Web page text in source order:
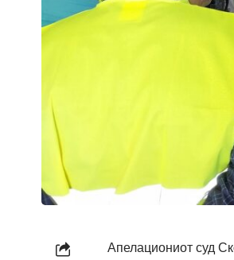
Апелациониот суд